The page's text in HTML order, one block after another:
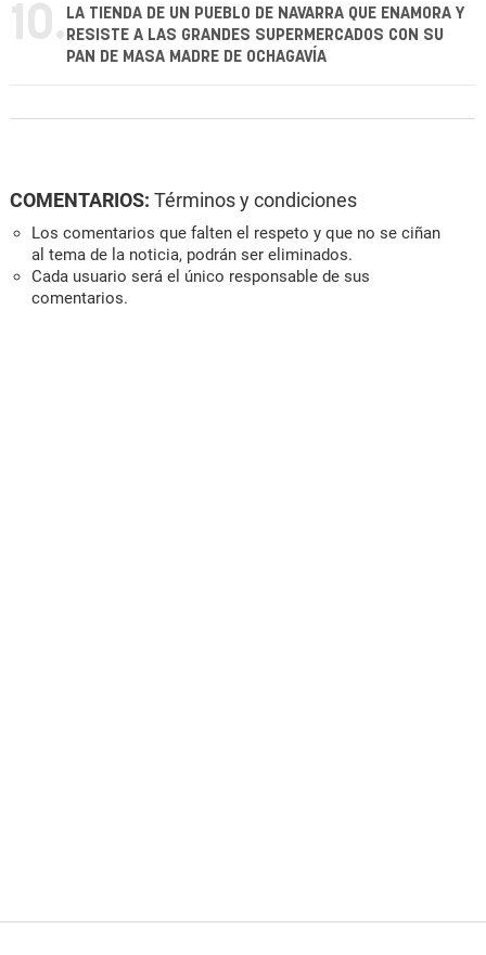
10. LA TIENDA DE UN PUEBLO DE NAVARRA QUE ENAMORA Y
RESISTE A LAS GRANDES SUPERMERCADOS CON SU
PAN DE MASA MADRE DE OCHAGAVÍA
COMENTARIOS: Términos y condiciones
Los comentarios que falten el respeto y que no se ciñan
al tema de la noticia, podrán ser eliminados.
Cada usuario será el único responsable de sus
comentarios.